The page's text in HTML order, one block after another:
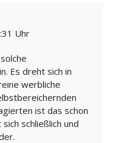
Uhr
Es dreht sich in
werbliche
ist das schon
schließlich und